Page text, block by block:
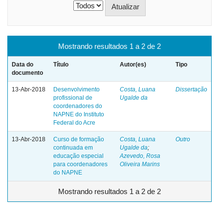
Mostrando resultados 1 a 2 de 2
Data do
documento
Título Autor(es) Tipo
13-Abr-2018
Desenvolvimento
profissional de
coordenadores do
NAPNE do Instituto
Federal do Acre
Costa, Luana
Ugalde da
Dissertação
13-Abr-2018
Curso de formação
continuada em
educação especial
para coordenadores
do NAPNE
Costa, Luana
Ugalde da;
Azevedo, Rosa
Oliveira Marins
Outro
Mostrando resultados 1 a 2 de 2